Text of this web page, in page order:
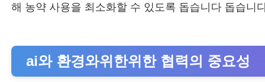
해 농약 사용을 최소화할 수 있도록 돕습니다 돕습니
ai와 환경와위한위한 협력의 중요성